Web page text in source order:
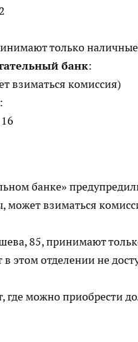
только
банк:
взиматься комиссия)
:
банке»
может взиматься
85, принимают
этом отделении не
где можно приобрести